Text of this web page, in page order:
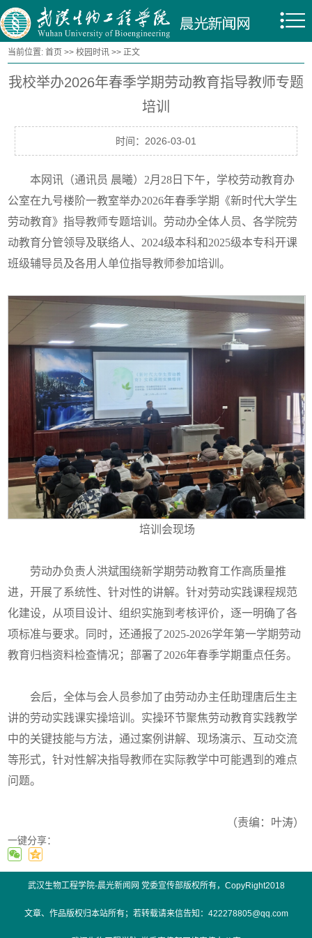
当前位置:首页 >>校园时讯 >> 正文
我校举办2026年春季学期劳动教育指导教师专题
培训
时间：2026-03-01
本网讯（通讯员 晨曦）2月28日下午，学校劳动教育办
公室在九号楼阶一教室举办2026年春季学期《新时代大学生
劳动教育》指导教师专题培训。劳动办全体人员、各学院劳
动教育分管领导及联络人、2024级本科和2025级本专科开课
班级辅导员及各用人单位指导教师参加培训。
培训会现场
劳动办负责人洪斌围绕新学期劳动教育工作高质量推
进，开展了系统性、针对性的讲解。针对劳动实践课程规范
化建设，从项目设计、组织实施到考核评价，逐一明确了各
项标准与要求。同时，还通报了2025-2026学年第一学期劳动
教育归档资料检查情况；部署了2026年春季学期重点任务。
会后，全体与会人员参加了由劳动办主任助理唐后生主
讲的劳动实践课实操培训。实操环节聚焦劳动教育实践教学
中的关键技能与方法，通过案例讲解、现场演示、互动交流
等形式，针对性解决指导教师在实际教学中可能遇到的难点
问题。
（责编：叶涛）
一键分享：
武汉生物工程学院-晨光新闻网 党委宣传部版权所有，CopyRight2018
文章、作品版权归本站所有；若转载请来信告知：422278805@qq.com